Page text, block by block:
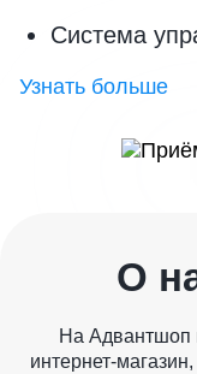
Система
Узнать больше
О
На Адвантшоп
интернет-